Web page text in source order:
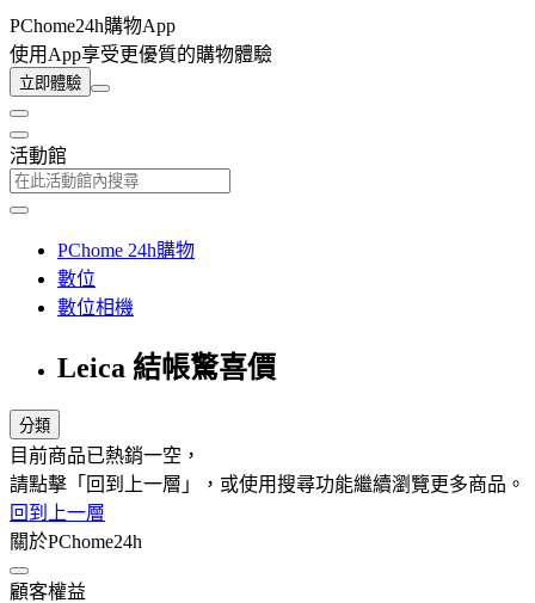
PChome24h購物App
使用App享受更優質的購物體驗
立即體驗
活動館
PChome 24h購物
數位
數位相機
Leica 結帳驚喜價
分類
目前商品已熱銷一空，
請點擊「回到上一層」，或使用搜尋功能繼續瀏覽更多商品。
回到上一層
關於PChome24h
顧客權益